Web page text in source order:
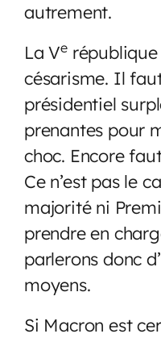
autrement.
La Ve
césarisme. Il
présidentiel
prenantes pour
choc. Encore
Ce n’est pas le
majorité ni
prendre en
parlerons donc
moyens.
Si Macron est